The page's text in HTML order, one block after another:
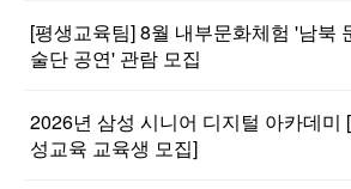
[평생교육팀] 8월 내부문화체험 '남북
술단 공연' 관람 모집
2026년 삼성 시니어 디지털 아카데미
성교육 교육생 모집]